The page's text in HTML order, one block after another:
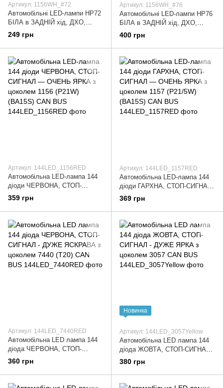
Артикул: 1156WH_#72
Автомобільні LED-лампи HP72
БІЛА в ЗАДНІЙ хід, ДХО,
СТОП — ЯРКА з цоколем 1156
(P21W) (BA15S) 12 в, 4 Вт, 35
249 грн
Артикул: 1156WH_#76
Автомобільні LED-лампи HP76
БІЛА в ЗАДНІЙ хід, ДХО,
СТОП — ЯРКА з цоколем 1156
(P21W) (BA15S) 12 в, 4 Вт, 21
400 грн
Артикул: 144LED_1156RED
Автомобільна LED-лампа 144
діоди ЧЕРВОНА, СТОП-
СИГНАЛ — ОЧЕНЬ ЯРКА з
цоколем 1156 (P21W) (BA15S)
CAN BUS
359 грн
Артикул: 144LED_1157RED
Автомобільна LED-лампа 144
діоди ГАРХНА, СТОП-СИГНАЛ
— ОЧЕНЬ ЯРКА з цоколем
1157 (P21/5W) (BA15S) CAN
BUS
369 грн
Артикул: 144LED_7440RED
Автомобільна LED лампа 144
діода ЧЕРВОНА, СТОП-
СИГНАЛ - ДУЖЕ ЯСКРАВА з
цоколем 7440 (Т20) CAN BUS
360 грн
Новинка
Артикул: 144LED_3057Yellow
Автомобільна LED лампа 144
діода ЖОВТА, СТОП-СИГНАЛ -
ДУЖЕ ЯРКА з цоколем 3057
CAN BUS
380 грн